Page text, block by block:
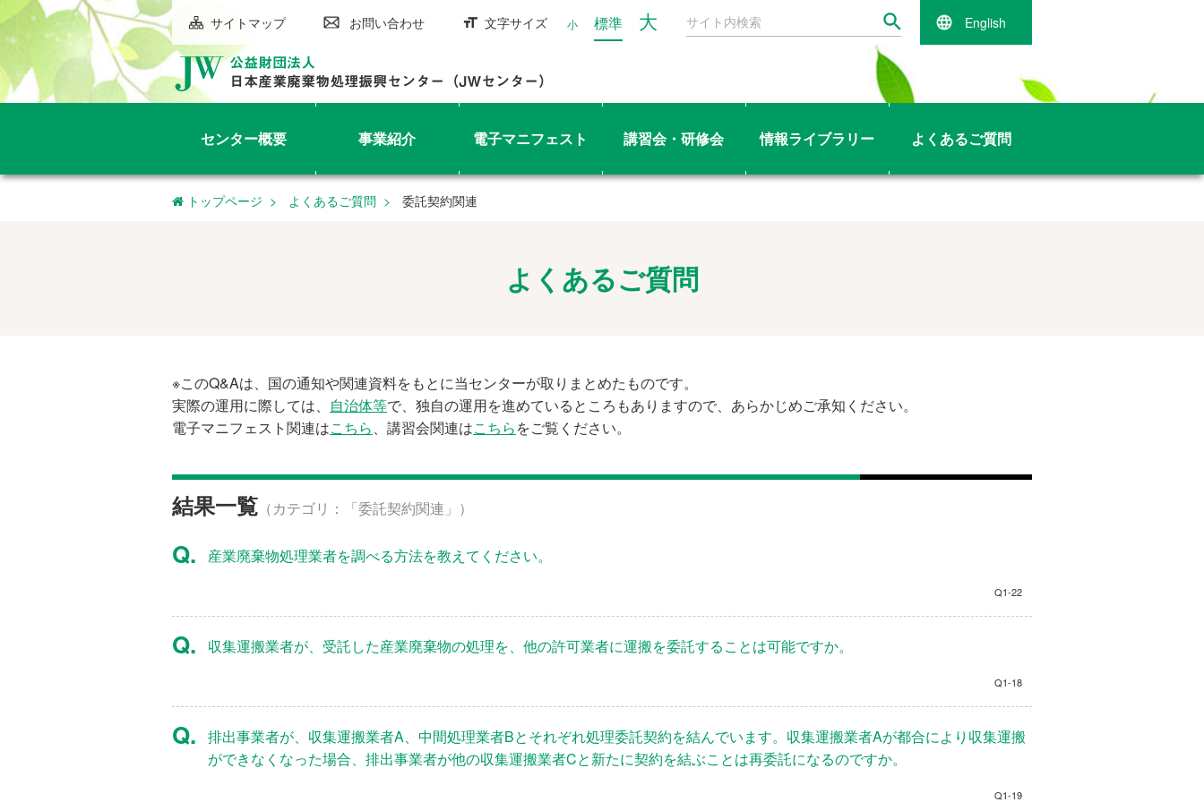
サイトマップ お問い合わせ 文字サイズ 小 標準 大 English
センター概要 事業紹介 電子マニフェスト 講習会・研修会 情報ライブラリー よくあるご質問
トップページ よくあるご質問 委託契約関連
よくあるご質問
※このQ&Aは、国の通知や関連資料をもとに当センターが取りまとめたものです。
実際の運用に際しては、 自治体等で、独自の運用を進めているところもありますので、あらかじめご承知ください。
電子マニフェスト関連はこちら、講習会関連はこちらをご覧ください。
結果一覧 （カテゴリ：「委託契約関連」）
Q. 産業廃棄物処理業者を調べる方法を教えてください。
Q1-22
Q. 収集運搬業者が、受託した産業廃棄物の処理を、他の許可業者に運搬を委託することは可能ですか。
Q1-18
Q.
排出事業者が、収集運搬業者A、中間処理業者Bとそれぞれ処理委託契約を結んでいます。収集運搬業者Aが都合により収集運搬
ができなくなった場合、排出事業者が他の収集運搬業者Cと新たに契約を結ぶことは再委託になるのですか。
Q1-19